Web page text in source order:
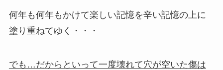
何年も何年もかけて楽しい記憶を辛い記憶の上に
塗り重ねてゆく・・・
でも…だからといって一度壊れて穴が空いた傷は